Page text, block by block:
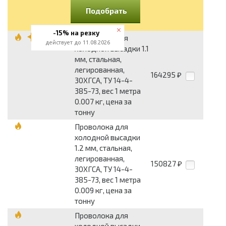
Подобрать
Проволока для
холодной высадки 1.1
мм, стальная,
легированная,
30ХГСА, ТУ 14-4-
385-73, вес 1 метра
0.007 кг, цена за
тонну
164295 ₽
Проволока для
холодной высадки
1.2 мм, стальная,
легированная,
30ХГСА, ТУ 14-4-
385-73, вес 1 метра
0.009 кг, цена за
тонну
150827 ₽
Проволока для
-15% на резку
действует до 11.08.2026